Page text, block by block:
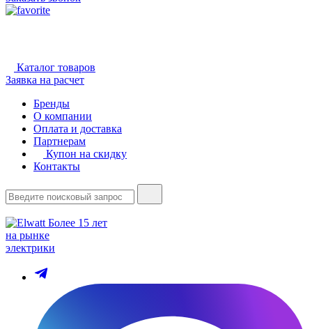
Каталог товаров
Заявка на расчет
Бренды
О компании
Оплата и доставка
Партнерам
Купон на скидку
Контакты
Более 15 лет
на рынке
электрики